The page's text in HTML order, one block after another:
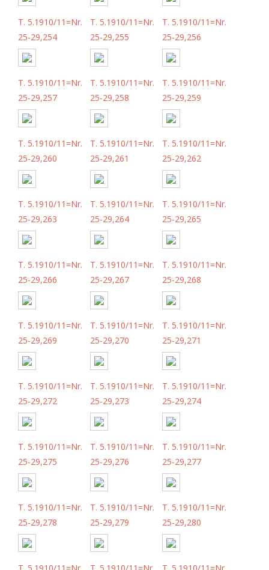
T. 5.1910/11=Nr.
25-29,254
T. 5.1910/11=Nr.
25-29,255
T. 5.1910/11=Nr.
25-29,256
T. 5.1910/11=Nr.
25-29,257
T. 5.1910/11=Nr.
25-29,258
T. 5.1910/11=Nr.
25-29,259
T. 5.1910/11=Nr.
25-29,260
T. 5.1910/11=Nr.
25-29,261
T. 5.1910/11=Nr.
25-29,262
T. 5.1910/11=Nr.
25-29,263
T. 5.1910/11=Nr.
25-29,264
T. 5.1910/11=Nr.
25-29,265
T. 5.1910/11=Nr.
25-29,266
T. 5.1910/11=Nr.
25-29,267
T. 5.1910/11=Nr.
25-29,268
T. 5.1910/11=Nr.
25-29,269
T. 5.1910/11=Nr.
25-29,270
T. 5.1910/11=Nr.
25-29,271
T. 5.1910/11=Nr.
25-29,272
T. 5.1910/11=Nr.
25-29,273
T. 5.1910/11=Nr.
25-29,274
T. 5.1910/11=Nr.
25-29,275
T. 5.1910/11=Nr.
25-29,276
T. 5.1910/11=Nr.
25-29,277
T. 5.1910/11=Nr.
25-29,278
T. 5.1910/11=Nr.
25-29,279
T. 5.1910/11=Nr.
25-29,280
T. 5.1910/11=Nr. T. 5.1910/11=Nr. T. 5.1910/11=Nr.